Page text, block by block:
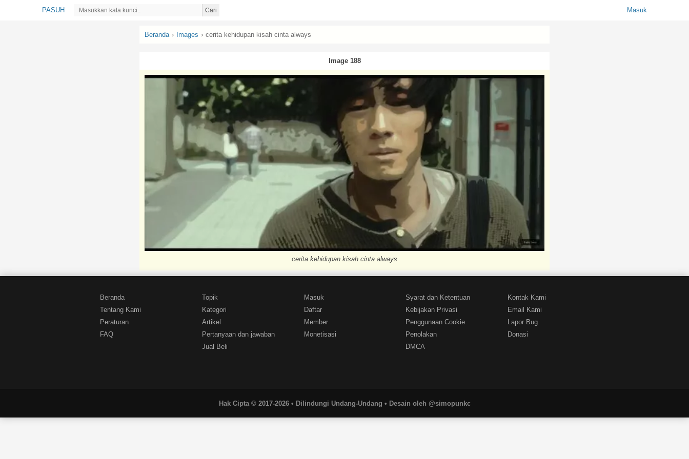
PASUH Cari Masuk
Beranda › Images › cerita kehidupan kisah cinta always
Image 188
cerita kehidupan kisah cinta always
Beranda
Tentang Kami
Peraturan
FAQ
Topik
Kategori
Artikel
Pertanyaan dan jawaban
Jual Beli
Masuk
Daftar
Member
Monetisasi
Syarat dan Ketentuan
Kebijakan Privasi
Penggunaan Cookie
Penolakan
DMCA
Kontak Kami
Email Kami
Lapor Bug
Donasi
Hak Cipta © 2017-2026 • Dilindungi Undang-Undang • Desain oleh @simopunkc